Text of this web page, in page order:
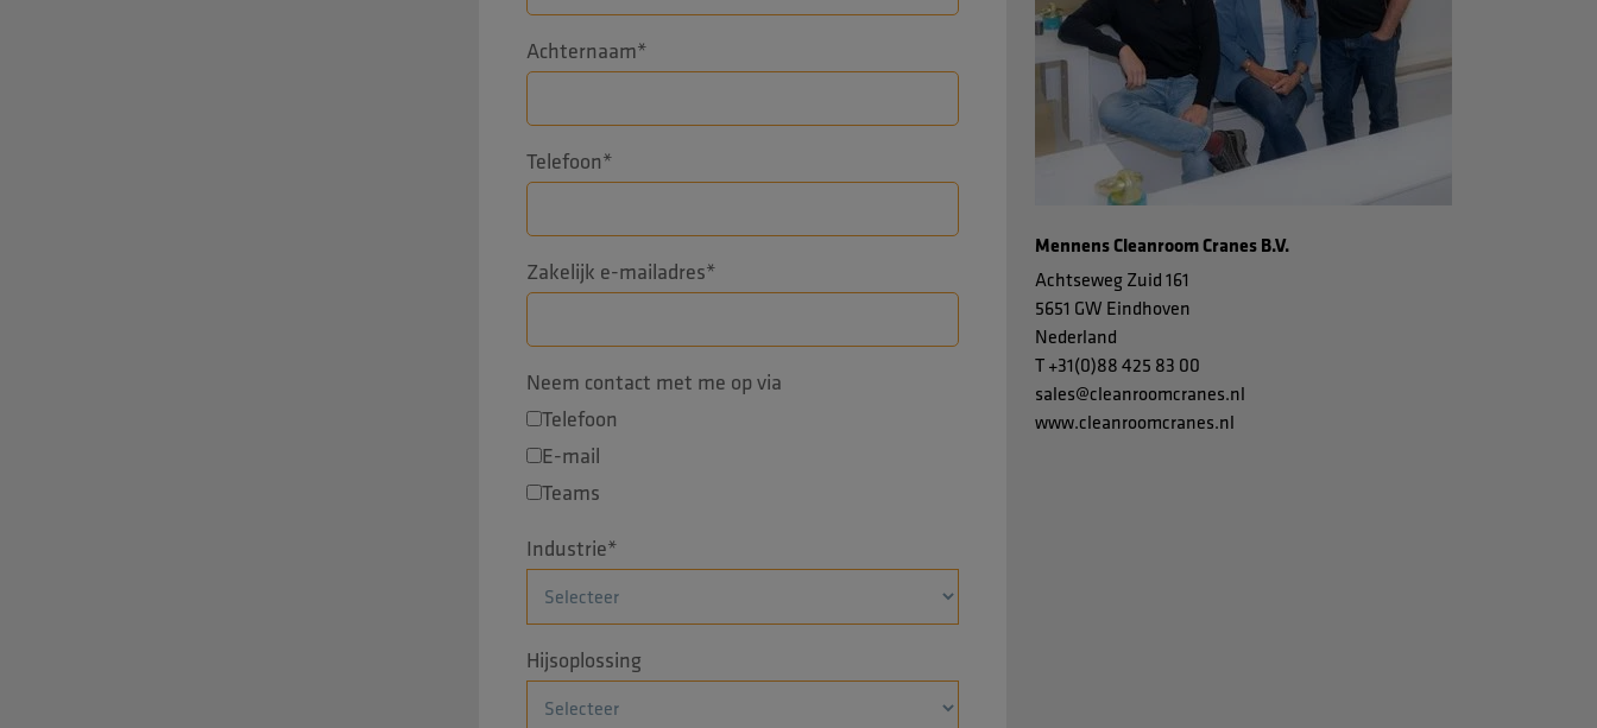
Achternaam*
Telefoon*
Zakelijk e-mailadres*
Neem contact met me op via
Telefoon
E-mail
Teams
Industrie*
Hijsoplossing
Mennens Cleanroom Cranes B.V.
Achtseweg Zuid 161
5651 GW Eindhoven
Nederland
T+31(0)88 425 83 00
sales@cleanroomcranes.nl
www.cleanroomcranes.nl